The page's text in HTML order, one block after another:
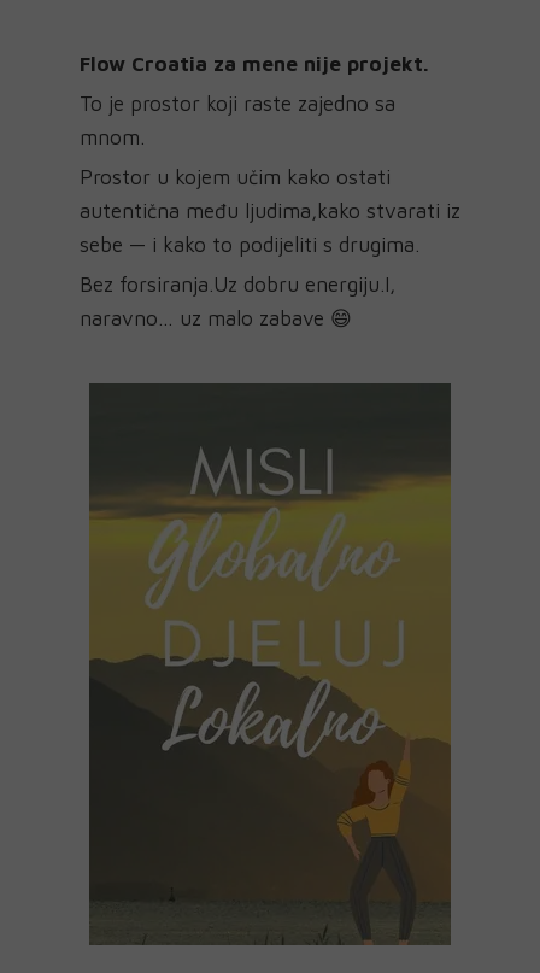
Flow Croatia za mene nije projekt.
To je prostor koji raste zajedno sa
mnom.
Prostor u kojem učim kako ostati
autentična među ljudima,kako stvarati iz
sebe — i kako to podijeliti s drugima.
Bez forsiranja.Uz dobru energiju.I,
naravno… uz malo zabave 😄